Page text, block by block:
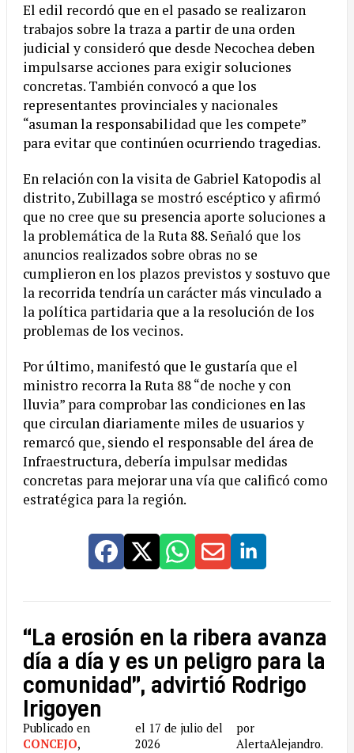
El edil recordó que en el pasado se realizaron
trabajos sobre la traza a partir de una orden
judicial y consideró que desde Necochea deben
impulsarse acciones para exigir soluciones
concretas. También convocó a que los
representantes provinciales y nacionales
“asuman la responsabilidad que les compete”
para evitar que continúen ocurriendo tragedias.
En relación con la visita de Gabriel Katopodis al
distrito, Zubillaga se mostró escéptico y afirmó
que no cree que su presencia aporte soluciones a
la problemática de la Ruta 88. Señaló que los
anuncios realizados sobre obras no se
cumplieron en los plazos previstos y sostuvo que
la recorrida tendría un carácter más vinculado a
la política partidaria que a la resolución de los
problemas de los vecinos.
Por último, manifestó que le gustaría que el
ministro recorra la Ruta 88 “de noche y con
lluvia” para comprobar las condiciones en las
que circulan diariamente miles de usuarios y
remarcó que, siendo el responsable del área de
Infraestructura, debería impulsar medidas
concretas para mejorar una vía que calificó como
estratégica para la región.
“La erosión en la ribera avanza
día a día y es un peligro para la
comunidad”, advirtió Rodrigo
Irigoyen
Publicado en
CONCEJO,
el 17 de julio del
2026
por
AlertaAlejandro.